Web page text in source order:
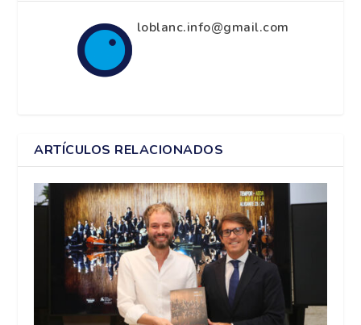
loblanc.info@gmail.com
ARTÍCULOS RELACIONADOS